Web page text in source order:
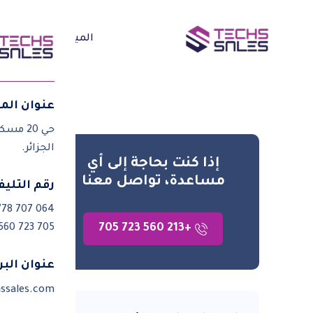
الميزات
عنوان
حي 20 مسكن، مقابل وكالة جازي،
الجزائر.
رقم
707 064
723 705
عنوان
إذا كنت بحاجة إلى أي
مساعدة، تواصل معنا
+213 560 723 705